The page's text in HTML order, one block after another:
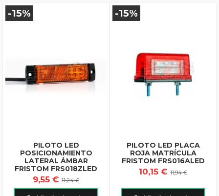
-15%
PILOTO LED
POSICIONAMIENTO
LATERAL ÁMBAR
FRISTOM FRS018ZLED
9,55 € 11,24 €
-15%
PILOTO LED PLACA
ROJA MATRÍCULA
FRISTOM FRS016ALED
10,15 € 11,94 €